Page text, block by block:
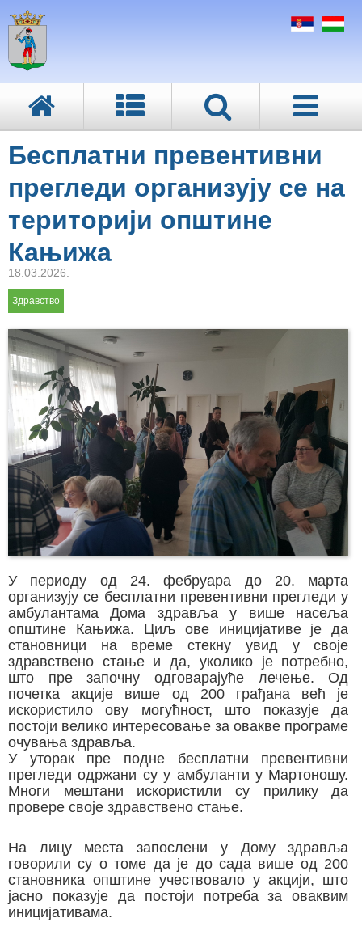
Бесплатни превентивни
прегледи организују се на
територији општине
Кањижа
18.03.2026.
Здравство
У периоду од 24. фебруара до 20. марта
организују се бесплатни превентивни прегледи у
амбулантама Дома здравља у више насеља
општине Кањижа. Циљ ове иницијативе је да
становници на време стекну увид у своје
здравствено стање и да, уколико је потребно,
што пре започну одговарајуће лечење. Од
почетка акције више од 200 грађана већ је
искористило ову могућност, што показује да
постоји велико интересовање за овакве програме
очувања здравља.
У уторак пре подне бесплатни превентивни
прегледи одржани су у амбуланти у Мартоношу.
Многи мештани искористили су прилику да
провере своје здравствено стање.
На лицу места запослени у Дому здравља
говорили су о томе да је до сада више од 200
становника општине учествовало у акцији, што
јасно показује да постоји потреба за оваквим
иницијативама.